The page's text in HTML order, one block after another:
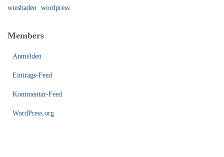
wiesbaden wordpress
Members
Anmelden
Eintrags-Feed
Kommentar-Feed
WordPress.org